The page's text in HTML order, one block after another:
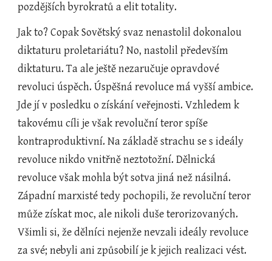
pozdějších byrokratů a elit totality.
Jak to? Copak Sovětský svaz nenastolil dokonalou
diktaturu proletariátu? No, nastolil především
diktaturu. Ta ale ještě nezaručuje opravdové
revoluci úspěch. Úspěšná revoluce má vyšší ambice.
Jde jí v posledku o získání veřejnosti. Vzhledem k
takovému cíli je však revoluční teror spíše
kontraproduktivní. Na základě strachu se s ideály
revoluce nikdo vnitřně neztotožní. Dělnická
revoluce však mohla být sotva jiná než násilná.
Západní marxisté tedy pochopili, že revoluční teror
může získat moc, ale nikoli duše terorizovaných.
Všimli si, že dělníci nejenže nevzali ideály revoluce
za své; nebyli ani způsobilí je k jejich realizaci vést.